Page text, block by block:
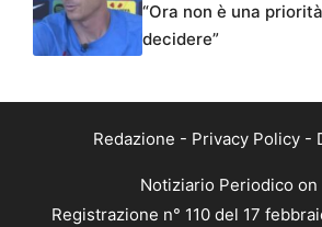
“Ora non è una priorità
decidere”
Redazione - Privacy Policy-
Notiziario Periodico on
Registrazione n° 110 del 17